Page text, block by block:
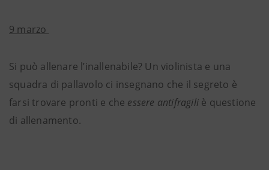
9 marzo
Si può allenare l’inallenabile? Un violinista e una
squadra di pallavolo ci insegnano che il segreto è
farsi trovare pronti e che essere antifragili è questione
di allenamento.